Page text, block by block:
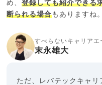
め、登録しても紹介できる
断られる場合もありますね。
すべらないキャリアエ
末永雄大
ただ、レバテックキャリ